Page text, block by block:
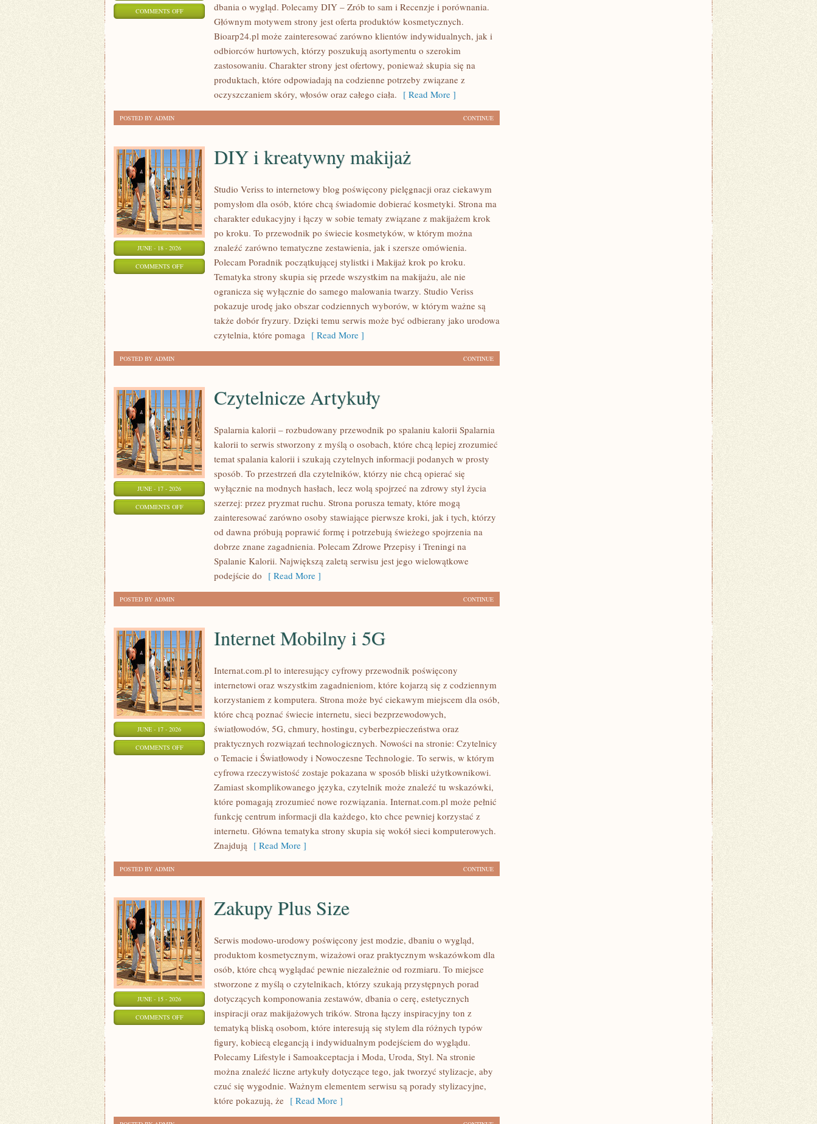
COMMENTS OFFON
KOSMETYKI
dbania o wygląd. Polecamy DIY – Zrób to sam i Recenzje i porównania.
Głównym motywem strony jest oferta produktów kosmetycznych.
Bioarp24.pl może zainteresować zarówno klientów indywidualnych, jak i
odbiorców hurtowych, którzy poszukują asortymentu o szerokim
zastosowaniu. Charakter strony jest ofertowy, ponieważ skupia się na
produktach, które odpowiadają na codzienne potrzeby związane z
oczyszczaniem skóry, włosów oraz całego ciała. [ Read More ]
CONTINUE
POSTED BY ADMIN
JUNE - 18 - 2026
COMMENTS OFFON
KREATYWNY
DIY i kreatywny makijaż
Studio Veriss to internetowy blog poświęcony pielęgnacji oraz ciekawym
pomysłom dla osób, które chcą świadomie dobierać kosmetyki. Strona ma
charakter edukacyjny i łączy w sobie tematy związane z makijażem krok
po kroku. To przewodnik po świecie kosmetyków, w którym można
znaleźć zarówno tematyczne zestawienia, jak i szersze omówienia.
Polecam Poradnik początkującej stylistki i Makijaż krok po kroku.
Tematyka strony skupia się przede wszystkim na makijażu, ale nie
ogranicza się wyłącznie do samego malowania twarzy. Studio Veriss
pokazuje urodę jako obszar codziennych wyborów, w którym ważne są
także dobór fryzury. Dzięki temu serwis może być odbierany jako urodowa
czytelnia, które pomaga [ Read More ]
CONTINUE
POSTED BY ADMIN
JUNE - 17 - 2026
COMMENTS OFFON
CZYTELNICZE
ARTYKUŁY
Czytelnicze Artykuły
Spalarnia kalorii – rozbudowany przewodnik po spalaniu kalorii Spalarnia
kalorii to serwis stworzony z myślą o osobach, które chcą lepiej zrozumieć
temat spalania kalorii i szukają czytelnych informacji podanych w prosty
sposób. To przestrzeń dla czytelników, którzy nie chcą opierać się
wyłącznie na modnych hasłach, lecz wolą spojrzeć na zdrowy styl życia
szerzej: przez pryzmat ruchu. Strona porusza tematy, które mogą
zainteresować zarówno osoby stawiające pierwsze kroki, jak i tych, którzy
od dawna próbują poprawić formę i potrzebują świeżego spojrzenia na
dobrze znane zagadnienia. Polecam Zdrowe Przepisy i Treningi na
Spalanie Kalorii. Największą zaletą serwisu jest jego wielowątkowe
podejście do [ Read More ]
CONTINUE
POSTED BY ADMIN
JUNE - 17 - 2026
COMMENTS OFFON
Internet Mobilny i 5G
Internat.com.pl to interesujący cyfrowy przewodnik poświęcony
internetowi oraz wszystkim zagadnieniom, które kojarzą się z codziennym
korzystaniem z komputera. Strona może być ciekawym miejscem dla osób,
które chcą poznać świecie internetu, sieci bezprzewodowych,
światłowodów, 5G, chmury, hostingu, cyberbezpieczeństwa oraz
praktycznych rozwiązań technologicznych. Nowości na stronie: Czytelnicy
o Temacie i Światłowody i Nowoczesne Technologie. To serwis, w którym
cyfrowa rzeczywistość zostaje pokazana w sposób bliski użytkownikowi.
Zamiast skomplikowanego języka, czytelnik może znaleźć tu wskazówki,
które pomagają zrozumieć nowe rozwiązania. Internat.com.pl może pełnić
funkcję centrum informacji dla każdego, kto chce pewniej korzystać z
internetu. Główna tematyka strony skupia się wokół sieci komputerowych.
Znajdują [ Read More ]
CONTINUE
POSTED BY ADMIN
JUNE - 15 - 2026
COMMENTS OFFON
Zakupy Plus Size
Serwis modowo-urodowy poświęcony jest modzie, dbaniu o wygląd,
produktom kosmetycznym, wizażowi oraz praktycznym wskazówkom dla
osób, które chcą wyglądać pewnie niezależnie od rozmiaru. To miejsce
stworzone z myślą o czytelnikach, którzy szukają przystępnych porad
dotyczących komponowania zestawów, dbania o cerę, estetycznych
inspiracji oraz makijażowych trików. Strona łączy inspiracyjny ton z
tematyką bliską osobom, które interesują się stylem dla różnych typów
figury, kobiecą elegancją i indywidualnym podejściem do wyglądu.
Polecamy Lifestyle i Samoakceptacja i Moda, Uroda, Styl. Na stronie
można znaleźć liczne artykuły dotyczące tego, jak tworzyć stylizacje, aby
czuć się wygodnie. Ważnym elementem serwisu są porady stylizacyjne,
które pokazują, że [ Read More ]